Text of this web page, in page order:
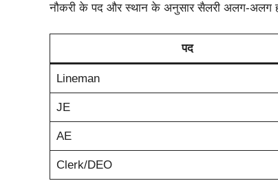
नौकरी के पद और स्थान के अनुसार सैलरी अलग-अलग
पद
Lineman
JE
AE
Clerk/DEO